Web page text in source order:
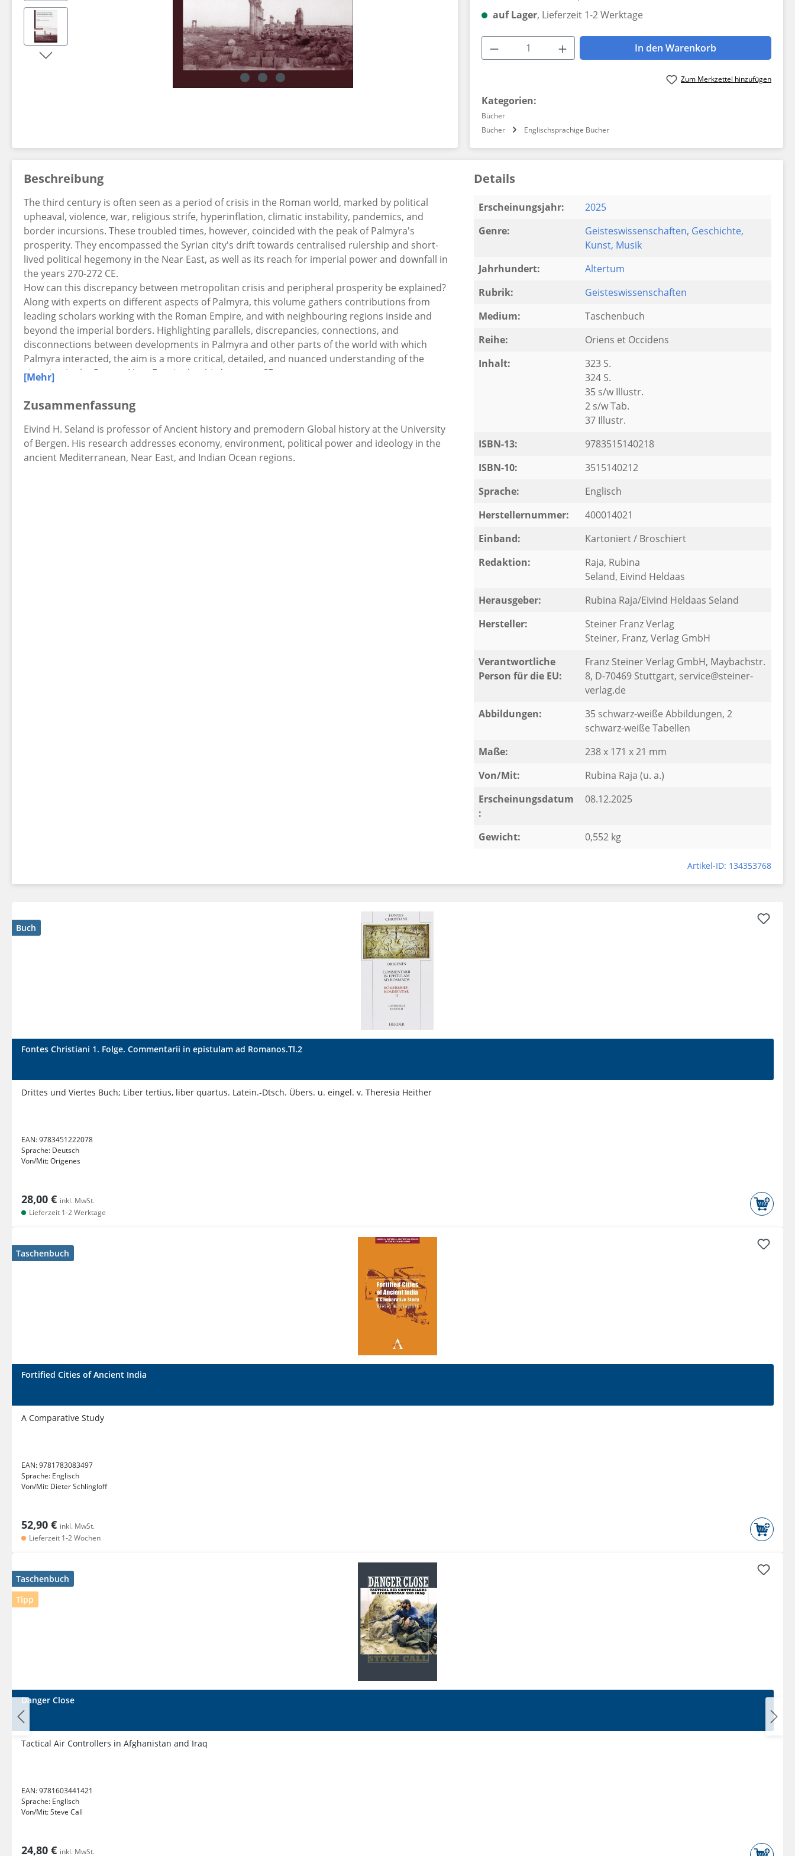
auf Lager, Lieferzeit 1-2 Werktage
Produkt Anzahl: Gib den gewünschten Wert
In den Warenkorb
Zum Merkzettel hinzufügen
Kategorien:
Bücher
Bücher
Englischsprachige Bücher
Beschreibung
The third century is often seen as a period of crisis in the Roman world, marked by political
upheaval, violence, war, religious strife, hyperinflation, climatic instability, pandemics, and
border incursions. These troubled times, however, coincided with the peak of Palmyra's
prosperity. They encompassed the Syrian city's drift towards centralised rulership and short-
lived political hegemony in the Near East, as well as its reach for imperial power and downfall in
the years 270-272 CE.
How can this discrepancy between metropolitan crisis and peripheral prosperity be explained?
Along with experts on different aspects of Palmyra, this volume gathers contributions from
leading scholars working with the Roman Empire, and with neighbouring regions inside and
beyond the imperial borders. Highlighting parallels, discrepancies, connections, and
disconnections between developments in Palmyra and other parts of the world with which
Palmyra interacted, the aim is a more critical, detailed, and nuanced understanding of the
situation in the Roman Near East in the third century CE.
[Mehr]
Zusammenfassung
Eivind H. Seland is professor of Ancient history and premodern Global history at the University
of Bergen. His research addresses economy, environment, political power and ideology in the
ancient Mediterranean, Near East, and Indian Ocean regions.
Details
Erscheinungsjahr:
2025
Genre:
Geisteswissenschaften, Geschichte,
Kunst, Musik
Jahrhundert:
Altertum
Rubrik:
Geisteswissenschaften
Medium:
Taschenbuch
Reihe:
Oriens et Occidens
Inhalt:
323 S.
324 S.
35 s/w Illustr.
2 s/w Tab.
37 Illustr.
ISBN-13:
9783515140218
ISBN-10:
3515140212
Sprache:
Englisch
Herstellernummer:
400014021
Einband:
Kartoniert / Broschiert
Redaktion:
Raja, Rubina
Seland, Eivind Heldaas
Herausgeber:
Rubina Raja/Eivind Heldaas Seland
Hersteller:
Steiner Franz Verlag
Steiner, Franz, Verlag GmbH
Verantwortliche
Person für die EU:
Franz Steiner Verlag GmbH, Maybachstr.
8, D-70469 Stuttgart, service@steiner-
verlag.de
Abbildungen:
35 schwarz-weiße Abbildungen, 2
schwarz-weiße Tabellen
Maße:
238 x 171 x 21 mm
Von/Mit:
Rubina Raja (u. a.)
Erscheinungsdatum
:
08.12.2025
Gewicht: 0,552 kg
Artikel-ID: 134353768
Buch
Fontes Christiani 1. Folge. Commentarii in epistulam ad Romanos.Tl.2
Drittes und Viertes Buch; Liber tertius, liber quartus. Latein.-Dtsch. Übers. u. eingel. v. Theresia Heither
EAN:9783451222078
Sprache: Deutsch
Von/Mit:Origenes
28,00 € inkl. MwSt.
Lieferzeit 1-2 Werktage
Taschenbuch
Fortified Cities of Ancient India
A Comparative Study
EAN:9781783083497
Sprache: Englisch
Von/Mit: Dieter Schlingloff
52,90 € inkl. MwSt.
Lieferzeit 1-2 Wochen
Taschenbuch
Tipp
Danger Close
Tactical Air Controllers in Afghanistan and Iraq
EAN:9781603441421
Sprache: Englisch
Von/Mit:Steve Call
24,80 € inkl. MwSt.